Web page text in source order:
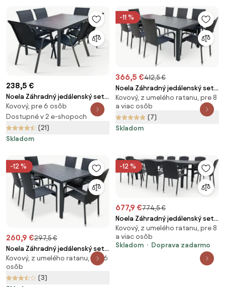
238,5 €
Noela Záhradný jedálenský set
Viking L + 6x kovová stolička
Ramada
Kovový, pre 6 osôb
Dostupné v 2 e-shopoch
(21)
Skladom
-11 %
366,5 €412,5 €
Noela Záhradný jedálenský set
Viking XL + 8x ratanová stolička
Paris
Kovový, z umelého ratanu, pre 8
a viac osôb
(7)
Skladom
-12 %
260,9 €297,5 €
Noela Záhradný jedálenský set
Viking L + 6x ratanová stolička
Paris
Kovový, z umelého ratanu, pre 6
osôb
(3)
-12 %
677,9 €774,5 €
Noela Záhradný jedálenský set
Grande Lungo + 10x ratanová
stolička Roma
Kovový, z umelého ratanu, pre 8
a viac osôb
Skladom
Doprava zadarmo